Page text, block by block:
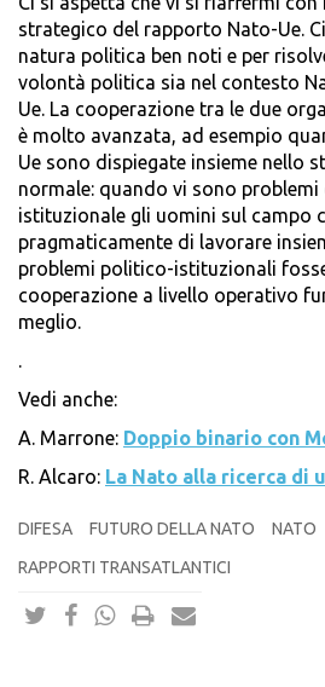
strategico del rapporto Nato-Ue.
natura politica ben noti e per
volontà politica sia nel contesto
Ue. La cooperazione tra le due
è molto avanzata, ad esempio
Ue sono dispiegate insieme nello
normale: quando vi sono
istituzionale gli uomini sul campo
pragmaticamente di lavorare
problemi politico-istituzionali
cooperazione a livello operativo
meglio.
.
Vedi anche:
A. Marrone: Doppio binario con
R. Alcaro: La Nato alla ricerca di
DIFESA FUTURO DELLA NATO
NATO
RAPPORTI TRANSATLANTICI